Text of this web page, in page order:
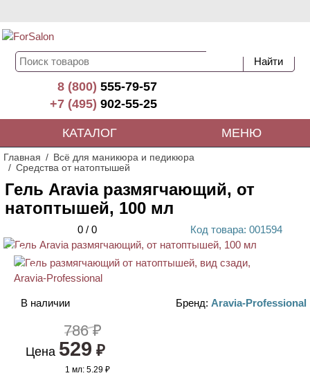
8 (800)555-79-57
+7 (495)902-55-25
КАТАЛОГ МЕНЮ
Главная
Всё для маникюра и педикюра
Средства от натоптышей
Гель Aravia размягчающий, от
натоптышей, 100 мл
0 / 0 Код товара: 001594
ХИТ
АКЦИЯ
В наличии Бренд: Aravia-Professional
786 ₽
Цена 529 ₽
1 мл:5.29 ₽